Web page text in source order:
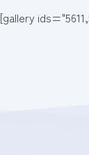
[gallery